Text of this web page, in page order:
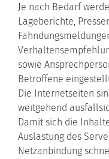
Je nach Bedarf
Lageberichte,
sowie
Betroffene
Die Internetseiten
weitgehend
Damit sich die
Auslastung des
Netzanbindung